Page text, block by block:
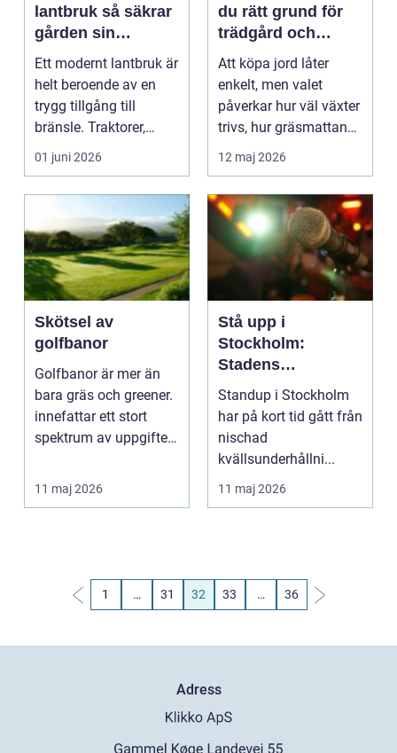
lantbruk så säkrar
gården sin
energiförsörjning
Ett modernt lantbruk är
helt beroende av en
trygg tillgång till
bränsle. Traktorer,
skördetröskor, l...
01 juni 2026
du rätt grund för
trädgård och
anläggning
Att köpa jord låter
enkelt, men valet
påverkar hur väl växter
trivs, hur gräsmattan
etablerar sig oc...
12 maj 2026
Skötsel av
golfbanor
Golfbanor är mer än
bara gräs och greener.
innefattar ett stort
spektrum av uppgifter,
11 maj 2026
Stå upp i
Stockholm:
Stadens
pulserande scen
för skratt varje
kväll
Standup i Stockholm
har på kort tid gått från
nischad
kvällsunderhållni...
11 maj 2026
1 … 31 32 33 … 36
Adress